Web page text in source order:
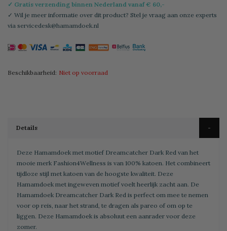
✓ Gratis verzending binnen Nederland vanaf € 60,-
✓ Wil je meer informatie over dit product? Stel je vraag aan onze experts
via servicedesk@hamamdoek.nl
Beschikbaarheid: Niet op voorraad
Details
Deze Hamamdoek met motief Dreamcatcher Dark Red van het
mooie merk Fashion4Wellness is van 100% katoen. Het combineert
tijdloze stijl met katoen van de hoogste kwaliteit. Deze
Hamamdoek met ingeweven motief voelt heerlijk zacht aan. De
Hamamdoek Dreamcatcher Dark Red is perfect om mee te nemen
voor op reis, naar het strand, te dragen als pareo of om op te
liggen. Deze Hamamdoek is absoluut een aanrader voor deze
zomer.